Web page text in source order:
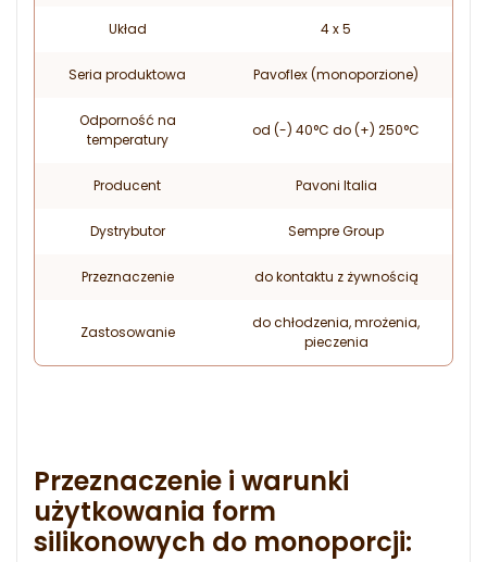
Układ 4 x 5
Seria produktowa Pavoflex (monoporzione)
Odporność na
temperatury
od (-) 40°C do (+) 250°C
Producent Pavoni Italia
Dystrybutor Sempre Group
Przeznaczenie do kontaktu z żywnością
Zastosowanie
do chłodzenia, mrożenia,
pieczenia
Przeznaczenie i warunki
użytkowania form
silikonowych do monoporcji: